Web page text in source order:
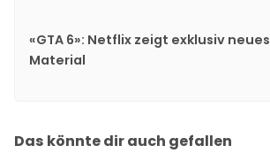
«GTA 6»: Netflix zeigt exklusiv neues
Material
Das könnte dir auch gefallen